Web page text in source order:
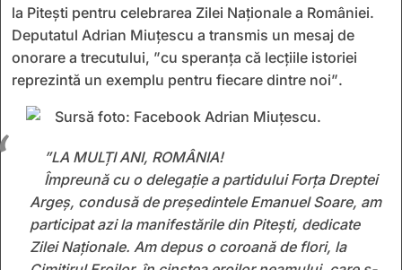
la Pitești pentru celebrarea Zilei Naționale a României.
Deputatul Adrian Miuțescu a transmis un mesaj de
onorare a trecutului, ”cu speranţa că lecţiile istoriei
reprezintă un exemplu pentru fiecare dintre noi”.
”LA MULȚI ANI, ROMÂNIA!
Împreună cu o delegație a partidului Forța Dreptei
Argeș, condusă de președintele Emanuel Soare, am
participat azi la manifestările din Pitești, dedicate
Zilei Naționale. Am depus o coroană de flori, la